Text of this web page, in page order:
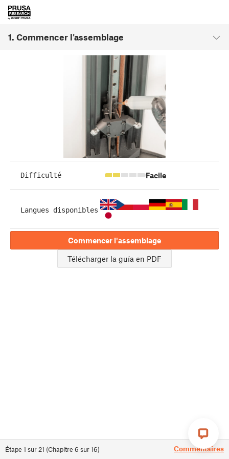
1. Commencer l'assemblage
Étape 1 sur 21 (Chapitre 6 sur16) Commentaires
Difficulté Facile
Langues disponibles
Commencer l'assemblage
Télécharger la guía en PDF